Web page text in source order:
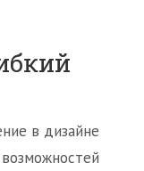
в дизайне